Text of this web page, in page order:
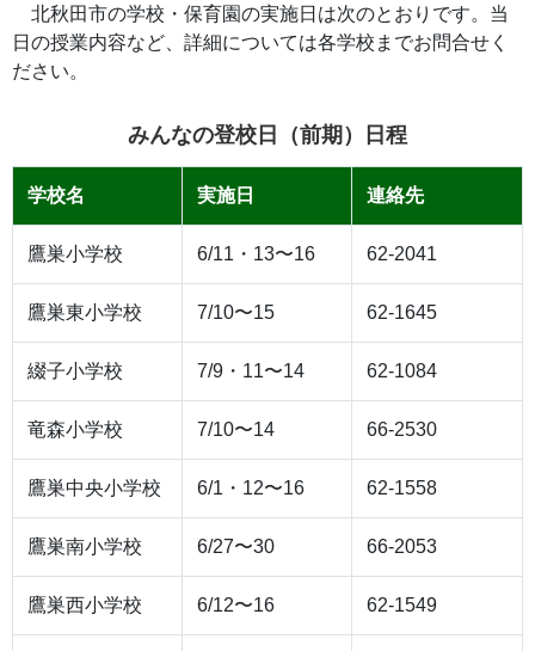
北秋田市の学校・保育園の実施日は次のとおりです。当
日の授業内容など、詳細については各学校までお問合せく
ださい。
みんなの登校日（前期）日程
学校名 実施日 連絡先
鷹巣小学校 6/11・13〜16 62-2041
鷹巣東小学校 7/10〜15 62-1645
綴子小学校 7/9・11〜14 62-1084
竜森小学校 7/10〜14 66-2530
鷹巣中央小学校 6/1・12〜16 62-1558
鷹巣南小学校 6/27〜30 66-2053
鷹巣西小学校 6/12〜16 62-1549